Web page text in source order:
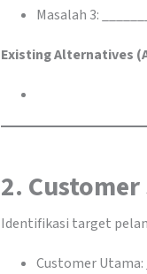
Masalah 3:
Existing Alternatives
2.
Identifikasi target
Customer Utama: